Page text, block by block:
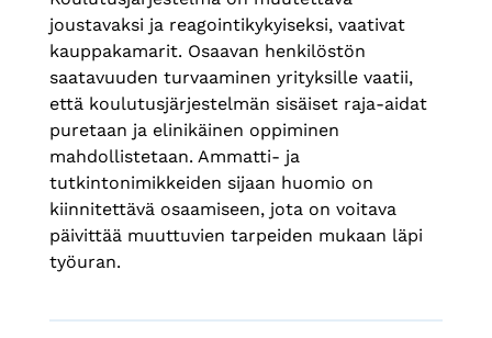
joustavaksi ja reagointikykyiseksi, vaativat
kauppakamarit. Osaavan henkilöstön
saatavuuden turvaaminen yrityksille vaatii,
että koulutusjärjestelmän sisäiset raja-aidat
puretaan ja elinikäinen oppiminen
mahdollistetaan. Ammatti- ja
tutkintonimikkeiden sijaan huomio on
kiinnitettävä osaamiseen, jota on voitava
päivittää muuttuvien tarpeiden mukaan läpi
työuran.